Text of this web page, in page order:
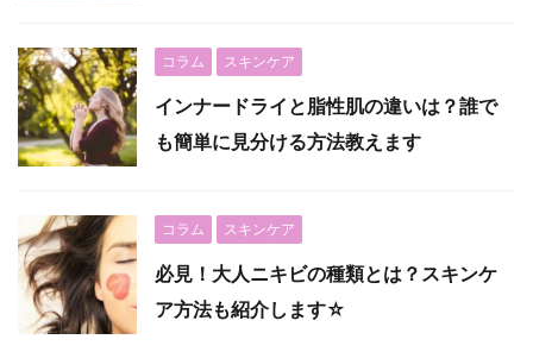
コラム スキンケア
インナードライと脂性肌の違いは？誰で
も簡単に見分ける方法教えます
コラム スキンケア
必見！大人ニキビの種類とは？スキンケ
ア方法も紹介します☆